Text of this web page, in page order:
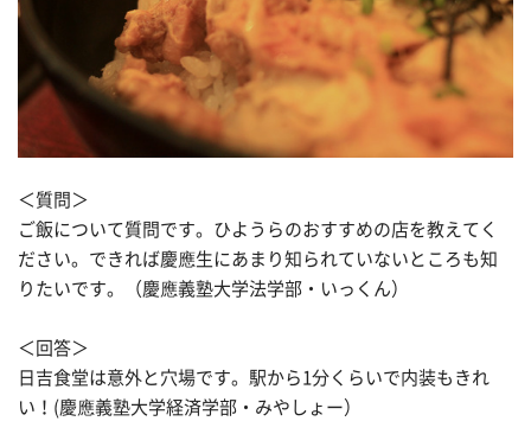
＜質問＞
ご飯について質問です。ひようらのおすすめの店を教えてく
ださい。できれば慶應生にあまり知られていないところも知
りたいです。（慶應義塾大学法学部・いっくん）
＜回答＞
日吉食堂は意外と穴場です。駅から1分くらいで内装もきれ
い！(慶應義塾大学経済学部・みやしょー）